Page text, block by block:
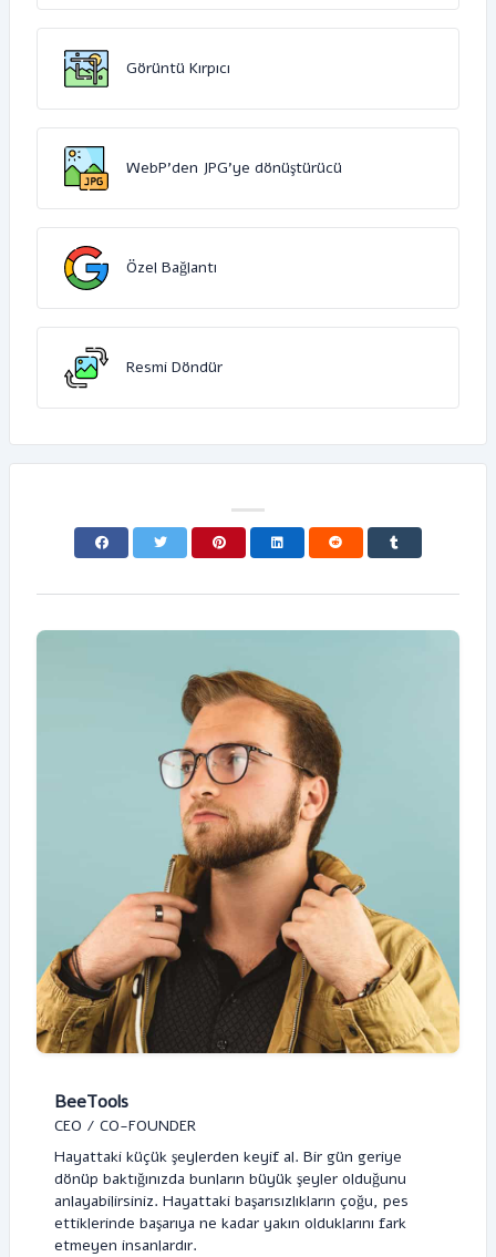
Görüntü Kırpıcı
WebP'den JPG'ye dönüştürücü
Özel Bağlantı
Resmi Döndür
BeeTools
CEO / CO-FOUNDER
Hayattaki küçük şeylerden keyif al. Bir gün geriye
dönüp baktığınızda bunların büyük şeyler olduğunu
anlayabilirsiniz. Hayattaki başarısızlıkların çoğu, pes
ettiklerinde başarıya ne kadar yakın olduklarını fark
etmeyen insanlardır.